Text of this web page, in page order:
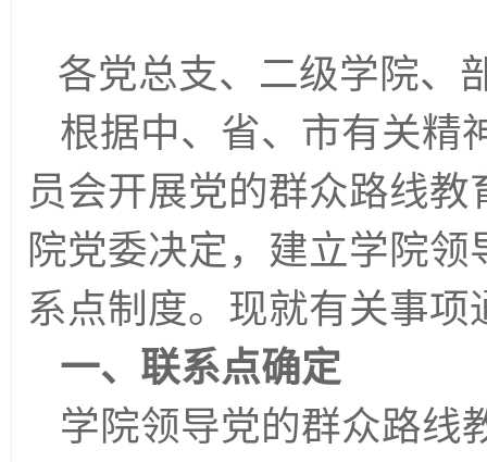
各党总支、二级学院、
根据中、省、市有关精
员会开展党的群众路线
院党委决定，建立学院
系点制度。现就有关事项
一、联系点确定
学院领导党的群众路线